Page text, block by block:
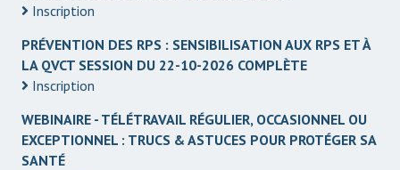
Inscription
PRÉVENTION DES RPS : SENSIBILISATION AUX RPS ET À
LA QVCT SESSION DU 22-10-2026 COMPLÈTE
Inscription
WEBINAIRE - TÉLÉTRAVAIL RÉGULIER, OCCASIONNEL OU
EXCEPTIONNEL : TRUCS & ASTUCES POUR PROTÉGER SA
SANTÉ